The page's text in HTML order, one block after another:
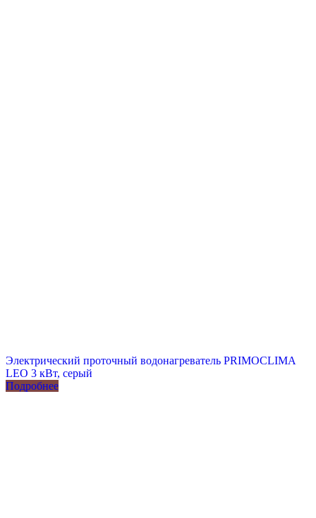
Электрический проточный водонагреватель PRIMOCLIMA
LEO 3 кВт, серый
Подробнее